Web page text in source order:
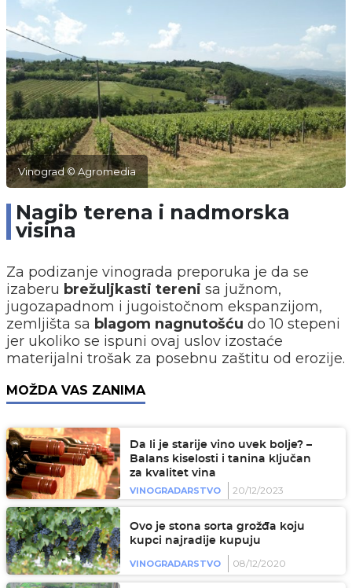
Vinograd © Agromedia
Nagib terena i nadmorska
visina
Za podizanje vinograda preporuka je da se
izaberu brežuljkasti tereni sa južnom,
jugozapadnom i jugoistočnom ekspanzijom,
zemljišta sa blagom nagnutošću do 10 stepeni
jer ukoliko se ispuni ovaj uslov izostaće
materijalni trošak za posebnu zaštitu od erozije.
MOŽDA VAS ZANIMA
Da li je starije vino uvek bolje? –
Balans kiselosti i tanina ključan
za kvalitet vina
VINOGRADARSTVO
20/12/2023
Ovo je stona sorta grožđa koju
kupci najradije kupuju
VINOGRADARSTVO 08/12/2020